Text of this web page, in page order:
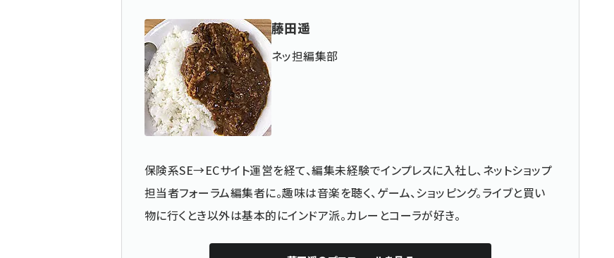
藤田遥
ネッ担編集部
保険系SE→ECサイト運営を経て、編集未経験でインプレスに入社し、ネットショップ
担当者フォーラム編集者に。趣味は音楽を聴く、ゲーム、ショッピング。ライブと買い
物に行くとき以外は基本的にインドア派。カレーとコーラが好き。